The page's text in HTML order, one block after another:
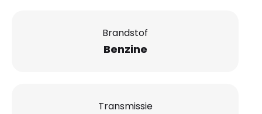
Brandstof
Benzine
Transmissie